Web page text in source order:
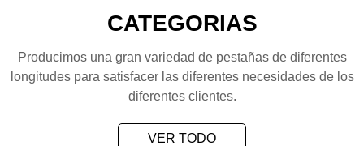
CATEGORIAS
Producimos una gran variedad de pestañas de diferentes
longitudes para satisfacer las diferentes necesidades de los
diferentes clientes.
VER TODO